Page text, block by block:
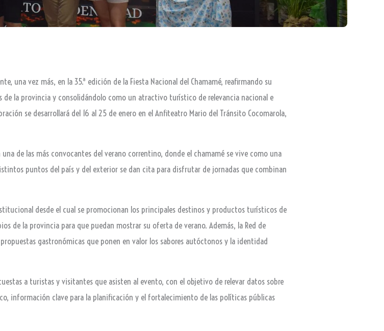
una vez más, en la 35.ª edición de la Fiesta Nacional del Chamamé, reafirmando su
la provincia y consolidándolo como un atractivo turístico de relevancia nacional e
se desarrollará del 16 al 25 de enero en el Anfiteatro Mario del Tránsito Cocomarola,
de las más convocantes del verano correntino, donde el chamamé se vive como una
puntos del país y del exterior se dan cita para disfrutar de jornadas que combinan
desde el cual se promocionan los principales destinos y productos turísticos de
de la provincia para que puedan mostrar su oferta de verano. Además, la Red de
gastronómicas que ponen en valor los sabores autóctonos y la identidad
a turistas y visitantes que asisten al evento, con el objetivo de relevar datos sobre
información clave para la planificación y el fortalecimiento de las políticas públicas